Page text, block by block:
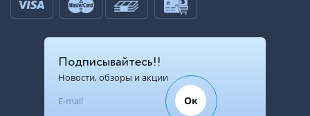
Подписывайтесь!!
Новости, обзоры и акции
Ок